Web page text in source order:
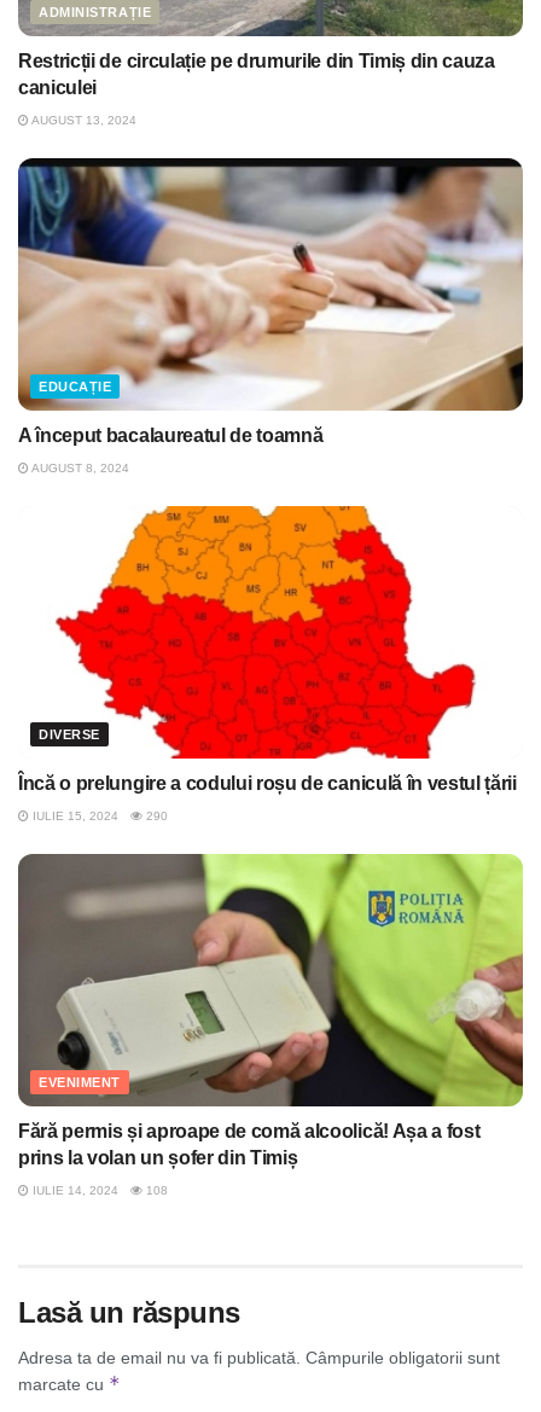
ADMINISTRAȚIE
Restricții de circulație pe drumurile din Timiș din cauza
caniculei
AUGUST 13, 2024
EDUCAȚIE
A început bacalaureatul de toamnă
AUGUST 8, 2024
DIVERSE
Încă o prelungire a codului roșu de caniculă în vestul țării
IULIE 15, 2024 290
EVENIMENT
Fără permis și aproape de comă alcoolică! Așa a fost
prins la volan un șofer din Timiș
IULIE 14, 2024 108
Lasă un răspuns
Adresa ta de email nu va fi publicată. Câmpurile obligatorii sunt
marcate cu *